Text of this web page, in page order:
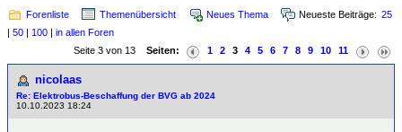
Forenliste Themenübersicht Neues Thema Neueste Beiträge: 25
| 50 | 100 | in allen Foren
Seite 3 von 13 Seiten: 1 2 3 4 5 6 7 8 9 10 11
nicolaas
Re: Elektrobus-Beschaffung der BVG ab 2024
10.10.2023 18:24